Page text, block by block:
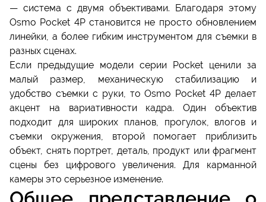
— система с двумя объективами. Благодаря этому
Osmo Pocket 4P становится не просто обновлением
линейки, а более гибким инструментом для съемки в
разных сценах.
Если предыдущие модели серии Pocket ценили за
малый размер, механическую стабилизацию и
удобство съемки с руки, то Osmo Pocket 4P делает
акцент на вариативности кадра. Один объектив
подходит для широких планов, прогулок, влогов и
съемки окружения, второй помогает приблизить
объект, снять портрет, деталь, продукт или фрагмент
сцены без цифрового увеличения. Для карманной
камеры это серьезное изменение.